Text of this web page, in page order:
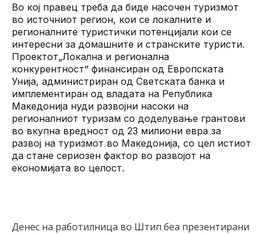
Во кој правец треба да биде насочен туризмот
во источниот регион, кои се локалните и
регионалните туристички потенцијали кои се
интересни за домашните и странските туристи.
Проектот„Локална и регионална
конкурентност“ финансиран од Европската
Унија, администриран од Светската банка и
имплементиран од владата на Република
Македонија нуди развојни насоки на
регионалниот туризам со доделување грантови
во вкупна вредност од 23 милиони евра за
развој на туризмот во Македонија, со цел истиот
да стане сериозен фактор во развојот на
економијата во целост.
Денес на работилница во Штип беа презентирани